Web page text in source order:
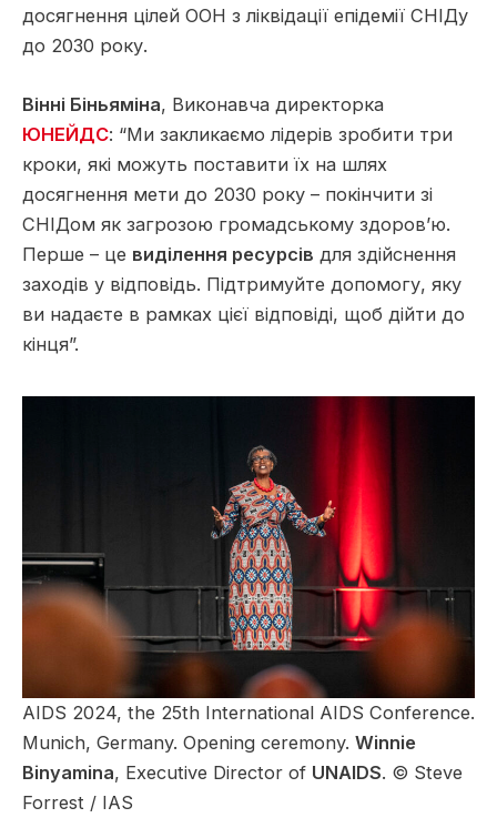
досягнення цілей ООН з ліквідації епідемії СНІДу
до 2030 року.
Вінні Біньяміна, Виконавча директорка
ЮНЕЙДС: “Ми закликаємо лідерів зробити три
кроки, які можуть поставити їх на шлях
досягнення мети до 2030 року – покінчити зі
СНІДом як загрозою громадському здоров’ю.
Перше – це виділення ресурсів для здійснення
заходів у відповідь. Підтримуйте допомогу, яку
ви надаєте в рамках цієї відповіді, щоб дійти до
кінця”.
AIDS 2024, the 25th International AIDS Conference.
Munich, Germany. Opening ceremony. Winnie
Binyamina, Executive Director of UNAIDS. © Steve
Forrest / IAS